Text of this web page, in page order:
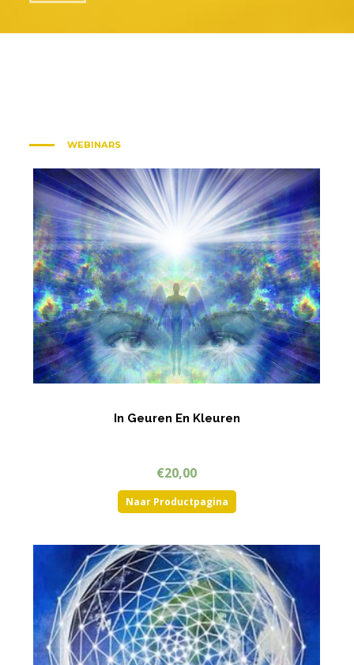
WEBINARS
In Geuren En Kleuren
€20,00
Naar Productpagina